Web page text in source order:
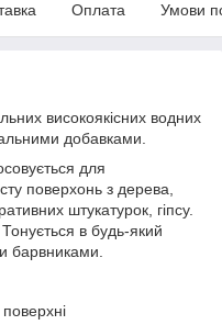
Оплата Умови
високоякісних водних
добавками.
для
поверхонь з дерева,
штукатурок, гіпсу.
в будь-який
барвниками.
поверхні